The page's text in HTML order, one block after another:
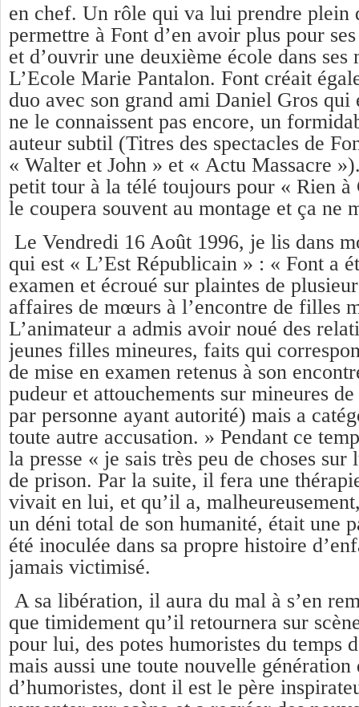
en chef. Un rôle qui va lui prendre plein
permettre à Font d’en avoir plus pour
et d’ouvrir une deuxième école dans ses
L’Ecole Marie Pantalon. Font créait
duo avec son grand ami Daniel Gros qui
ne le connaissent pas encore, un
auteur subtil (Titres des spectacles de
« Walter et John » et « Actu Massacre
petit tour à la télé toujours pour « Rien
le coupera souvent au montage et ça ne
Le Vendredi 16 Août 1996, je lis dans
qui est « L’Est Républicain » : « Font a
examen et écroué sur plaintes de
affaires de mœurs à l’encontre de filles
L’animateur a admis avoir noué des
jeunes filles mineures, faits qui
de mise en examen retenus à son
pudeur et attouchements sur mineures
par personne ayant autorité) mais a
toute autre accusation. » Pendant ce
la presse « je sais très peu de choses
de prison. Par la suite, il fera une
vivait en lui, et qu’il a,
un déni total de son humanité, était une
été inoculée dans sa propre histoire
jamais victimisé.
A sa libération, il aura du mal à s’en
que timidement qu’il retournera sur
pour lui, des potes humoristes du temps
mais aussi une toute nouvelle génération
d’humoristes, dont il est le père